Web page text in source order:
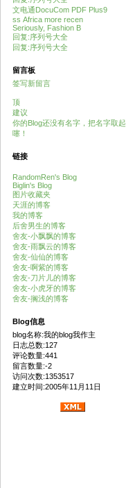
文电通DocuCom PDF Plus9
ss Africa more recen
Seriously, Fashion B
回复:序列号大全
回复:序列号大全
留言板
签写新留言
顶
建议
你的Blog还没有名字，把名字取起
噻！
链接
RandomRen's Blog
Biglin's Blog
图片收藏夹
天涯的博客
我的博客
后舍男生的博客
舍友-小飘飘的博客
舍友-雨飘云的博客
舍友-仙仙的博客
舍友-啊紫的博客
舍友-刀片儿的博客
舍友-小虎牙的博客
舍友-搁浅的博客
Blog信息
blog名称:我的blog我作主
日志总数:127
评论数量:441
留言数量:-2
访问次数:1353517
建立时间:2005年11月11日